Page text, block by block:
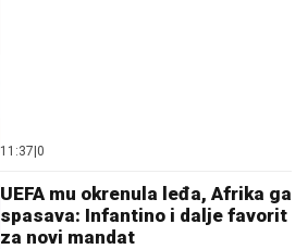
11:37 0
UEFA mu okrenula leđa, Afrika ga
spasava: Infantino i dalje favorit
za novi mandat